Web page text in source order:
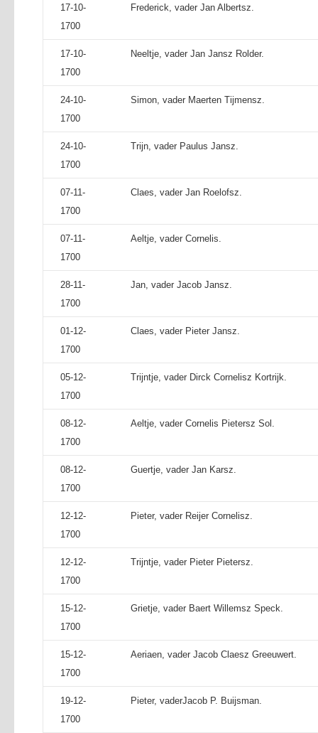
17-10-
1700
Frederick, vader Jan Albertsz.
17-10-
1700
Neeltje, vader Jan Jansz Rolder.
24-10-
1700
Simon, vader Maerten Tijmensz.
24-10-
1700
Trijn, vader Paulus Jansz.
07-11-
1700
Claes, vader Jan Roelofsz.
07-11-
1700
Aeltje, vader Cornelis.
28-11-
1700
Jan, vader Jacob Jansz.
01-12-
1700
Claes, vader Pieter Jansz.
05-12-
1700
Trijntje, vader Dirck Cornelisz Kortrijk.
08-12-
1700
Aeltje, vader Cornelis Pietersz Sol.
08-12-
1700
Guertje, vader Jan Karsz.
12-12-
1700
Pieter, vader Reijer Cornelisz.
12-12-
1700
Trijntje, vader Pieter Pietersz.
15-12-
1700
Grietje, vader Baert Willemsz Speck.
15-12-
1700
Aeriaen, vader Jacob Claesz Greeuwert.
19-12-
1700
Pieter, vaderJacob P. Buijsman.